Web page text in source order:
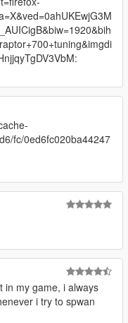
fc/0ed6fc020ba44247
in my game, i always
i try to spwan